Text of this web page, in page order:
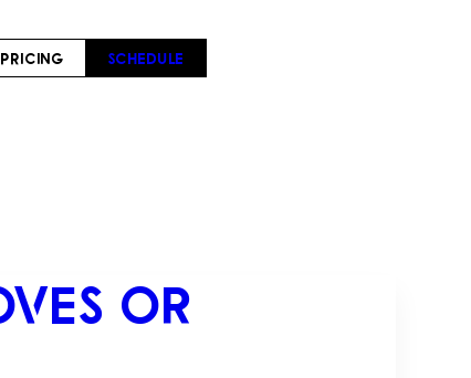
PRICING SCHEDULE
OR